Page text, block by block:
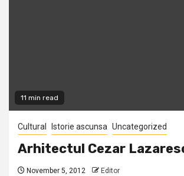
11 min read
Cultural Istorie ascunsa Uncategorized
Arhitectul Cezar
November 5, 2012 Editor